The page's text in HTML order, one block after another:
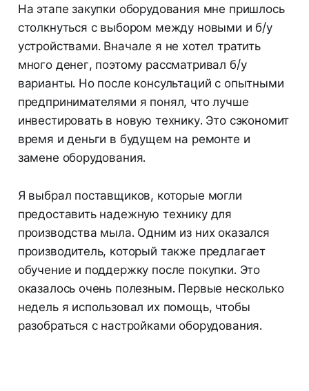
На этапе закупки оборудования мне пришлось
столкнуться с выбором между новыми и б/у
устройствами. Вначале я не хотел тратить
много денег, поэтому рассматривал б/у
варианты. Но после консультаций с опытными
предпринимателями я понял, что лучше
инвестировать в новую технику. Это сэкономит
время и деньги в будущем на ремонте и
замене оборудования.
Я выбрал поставщиков, которые могли
предоставить надежную технику для
производства мыла. Одним из них оказался
производитель, который также предлагает
обучение и поддержку после покупки. Это
оказалось очень полезным. Первые несколько
недель я использовал их помощь, чтобы
разобраться с настройками оборудования.